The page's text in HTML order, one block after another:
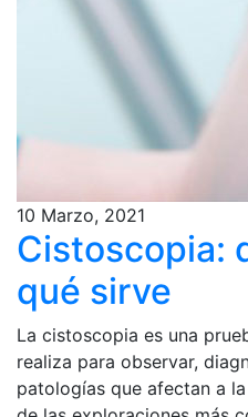
10 Marzo, 2021
Cistoscopia:
qué sirve
La cistoscopia es una
realiza para observar,
patologías que afectan a